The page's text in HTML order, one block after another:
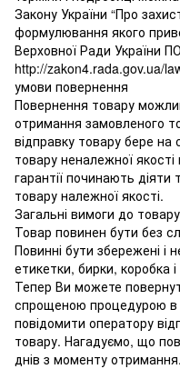
Закону України “Про
формулювання якого
Верховної Ради України
http://zakon4.rada.gov.ua/
умови повернення
Повернення товару
отримання замовленого
відправку товару бере на
товару неналежної
гарантії починають
товару належної якості.
Загальні вимоги до
Товар повинен бути без
Повинні бути збережені і
етикетки, бирки, коробка
Тепер Ви можете
спрощеною процедурою в
повідомити оператору
товару. Нагадуємо, що
днів з моменту отримання.